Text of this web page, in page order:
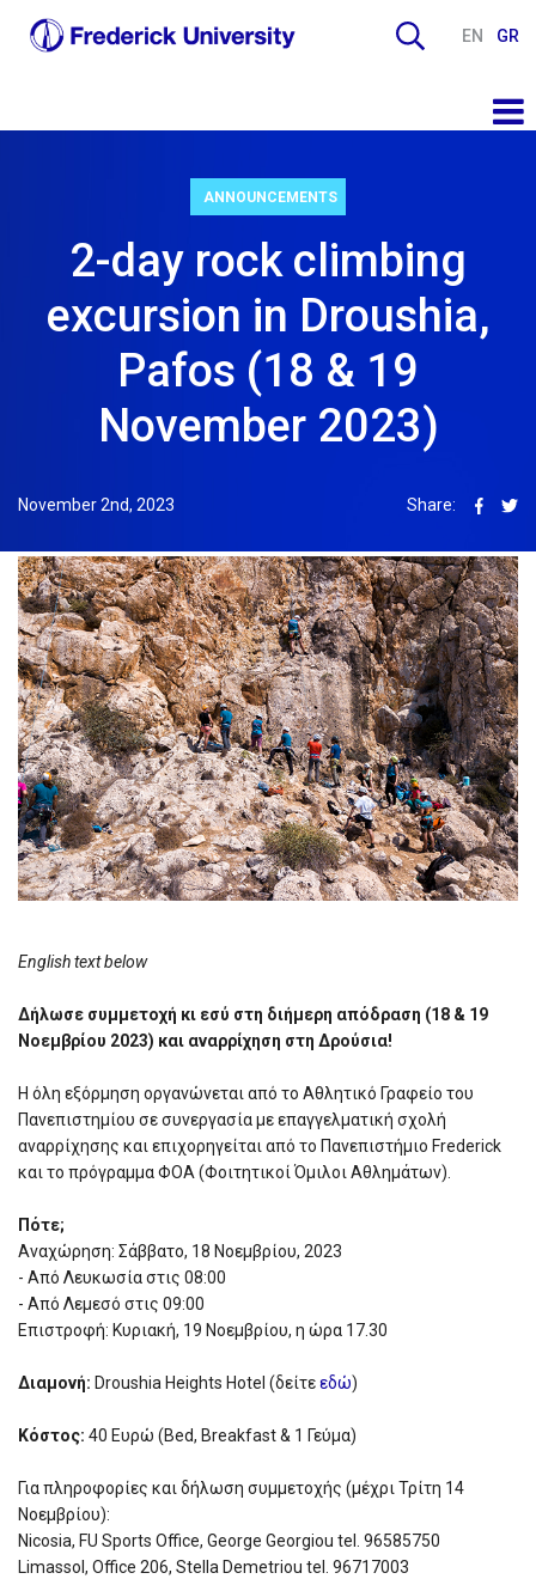
EN GR
ANNOUNCEMENTS
2-day rock climbing
excursion in Droushia,
Pafos (18 & 19
November 2023)
November 2nd, 2023 Share:
English text below
Δήλωσε συμμετοχή κι εσύ στη διήμερη απόδραση (18 & 19
Νοεμβρίου 2023) και αναρρίχηση στη Δρούσια!
H όλη εξόρμηση οργανώνεται από το Αθλητικό Γραφείο του
Πανεπιστημίου σε συνεργασία με επαγγελματική σχολή
αναρρίχησης και επιχορηγείται από το Πανεπιστήμιο Frederick
και το πρόγραμμα ΦΟΑ (Φοιτητικοί Όμιλοι Αθλημάτων).
Πότε;
Αναχώρηση: Σάββατο, 18 Νοεμβρίου, 2023
- Από Λευκωσία στις 08:00
- Από Λεμεσό στις 09:00
Επιστροφή: Κυριακή, 19 Νοεμβρίου, η ώρα 17.30
Διαμονή: Droushia Heights Hotel (δείτεεδώ)
Κόστος: 40 Ευρώ (Bed, Breakfast & 1 Γεύμα)
Για πληροφορίες και δήλωση συμμετοχής (μέχρι Τρίτη 14
Νοεμβρίου):
Nicosia, FU Sports Office, George Georgiou tel. 96585750
Limassol, Office 206, Stella Demetriou tel. 96717003